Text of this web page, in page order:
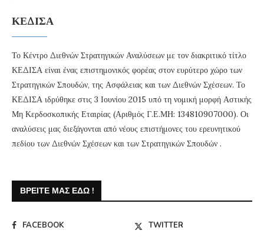
ΚΕΔΙΣΑ
Το Κέντρο Διεθνών Στρατηγικών Αναλύσεων με τον διακριτικό τίτλο
ΚΕΔΙΣΑ είναι ένας επιστημονικός φορέας στον ευρύτερο χώρο των
Στρατηγικών Σπουδών, της Ασφάλειας και των Διεθνών Σχέσεων. Το
ΚΕΔΙΣΑ ιδρύθηκε στις 3 Ιουνίου 2015 υπό τη νομική μορφή Αστικής
Μη Κερδοσκοπικής Εταιρίας (Αριθμός Γ.Ε.ΜΗ: 134810907000). Οι
αναλύσεις μας διεξάγονται από νέους επιστήμονες του ερευνητικού
πεδίου των Διεθνών Σχέσεων και των Στρατηγικών Σπουδών .
ΒΡΕΊΤΕ ΜΑΣ ΕΔΏ !
FACEBOOK
TWITTER